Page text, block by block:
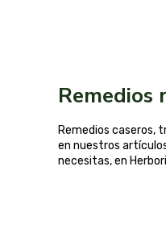
Remedios
Remedios caseros,
en nuestros
necesitas, en